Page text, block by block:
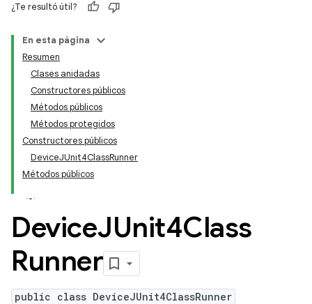
¿Te resultó útil?
En esta página
Resumen
Clases anidadas
Constructores públicos
Métodos públicos
Métodos protegidos
Constructores públicos
DeviceJUnit4ClassRunner
Métodos públicos
DeviceJUnit4Class
Runner
public class DeviceJUnit4ClassRunner